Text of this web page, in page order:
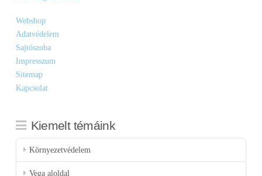
Webshop
Adatvédelem
Sajtószoba
Impresszum
Sitemap
Kapcsolat
Kiemelt témáink
Környezetvédelem
Vega aloldal